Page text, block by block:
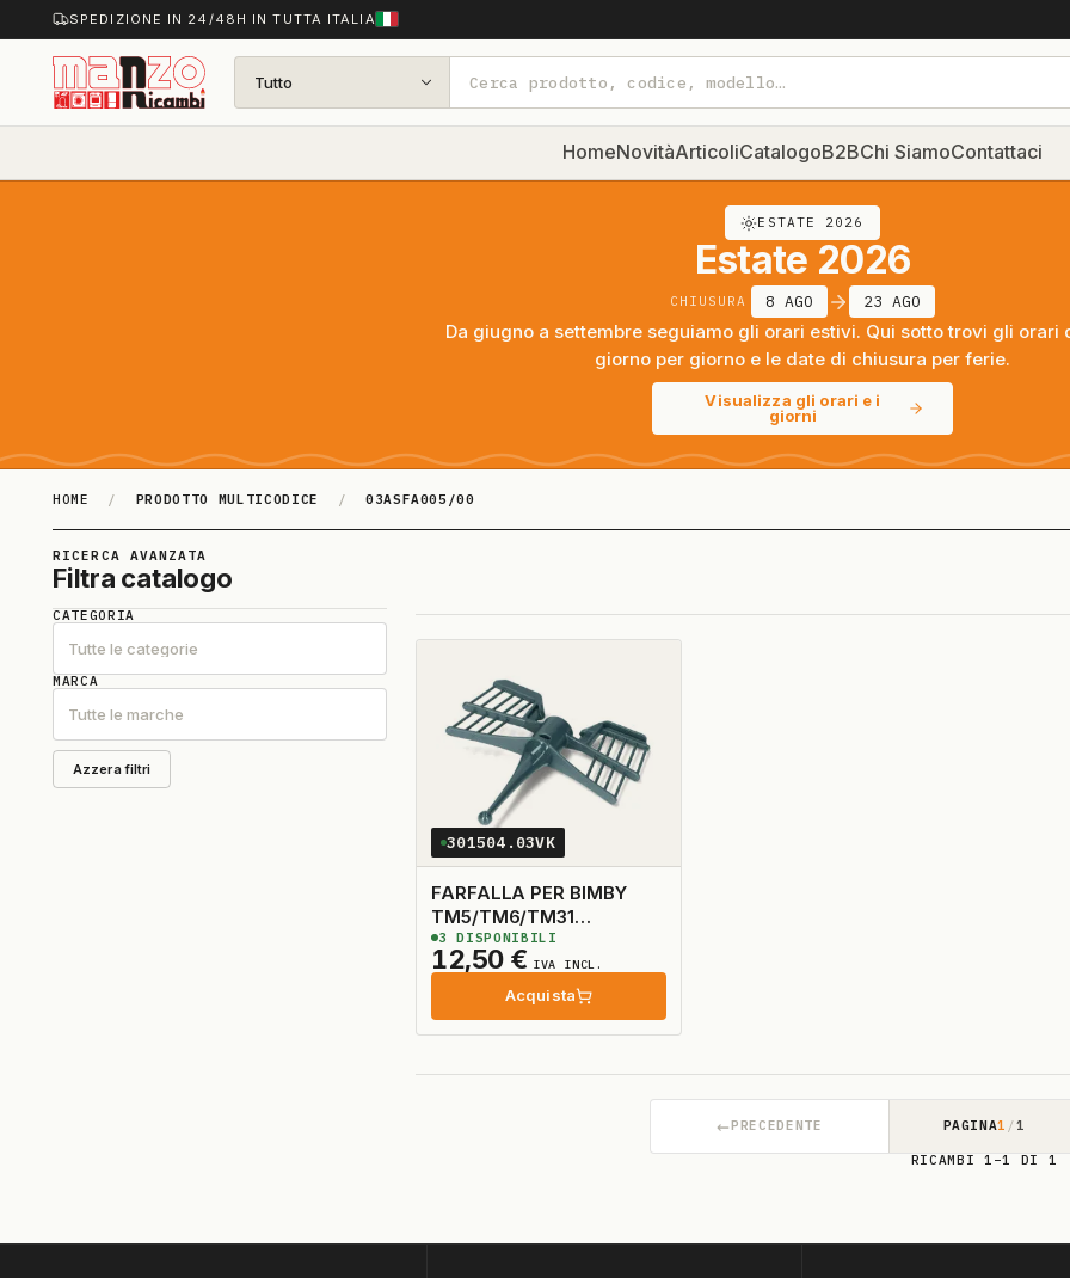
SPEDIZIONE IN 24/48H IN TUTTA ITALIA
Tutto
HomeNovitàArticoliCatalogoB2BChi SiamoContattaci
ESTATE 2026
Estate 2026
CHIUSURA 8 AGO 23 AGO
Da giugno a settembre seguiamo gli orari estivi. Qui sotto trovi gli orari
giorno per giorno e le date di chiusura per ferie.
Visualizza gli orari e i
giorni
HOME / PRODOTTO MULTICODICE / 03ASFA005/00
03ASFA005/00
RICERCA AVANZATA
Filtra catalogo
CATEGORIA
Tutte le categorie
MARCA
Tutte le marche
Azzera filtri
301504.03VK
FARFALLA PER BIMBY
TM5/TM6/TM31
ORIGINALE
12,50 € IVA INCL.
Acquista
3 DISPONIBILI
←PRECEDENTE PAGINA1 /1
RICAMBI 1–1 DI 1